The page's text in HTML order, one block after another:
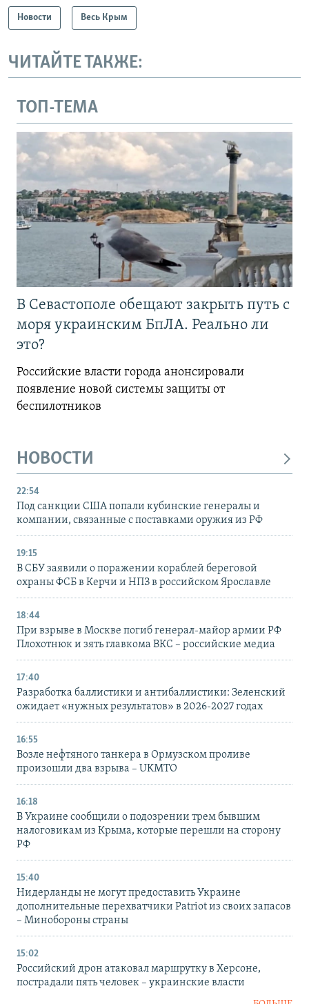
Новости Весь Крым
ЧИТАЙТЕ ТАКЖЕ:
ТОП-ТЕМА
В Севастополе обещают закрыть путь с
моря украинским БпЛА. Реально ли
это?
Российские власти города анонсировали
появление новой системы защиты от
беспилотников
НОВОСТИ
22:54
Под санкции США попали кубинские генералы и
компании, связанные с поставками оружия из РФ
19:15
В СБУ заявили о поражении кораблей береговой
охраны ФСБ в Керчи и НПЗ в российском Ярославле
18:44
При взрыве в Москве погиб генерал-майор армии РФ
Плохотнюк и зять главкома ВКС – российские медиа
17:40
Разработка баллистики и антибаллистики: Зеленский
ожидает «нужных результатов» в 2026-2027 годах
16:55
Возле нефтяного танкера в Ормузском проливе
произошли два взрыва – UKMTO
16:18
В Украине сообщили о подозрении трем бывшим
налоговикам из Крыма, которые перешли на сторону
РФ
15:40
Нидерланды не могут предоставить Украине
дополнительные перехватчики Patriot из своих запасов
– Минобороны страны
15:02
Российский дрон атаковал маршрутку в Херсоне,
пострадали пять человек – украинские власти